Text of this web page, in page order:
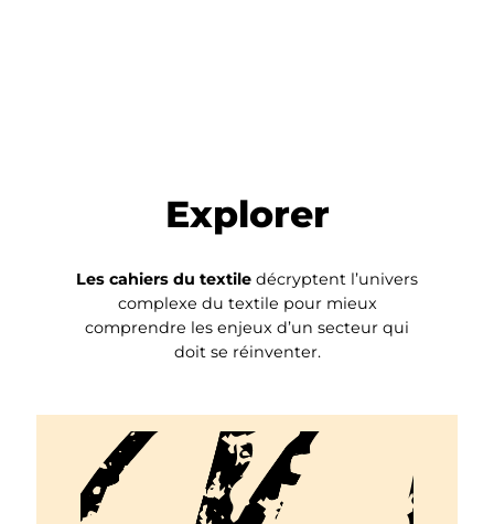
Explorer
Les cahiers du textile décryptent l’univers
complexe du textile pour mieux
comprendre les enjeux d’un secteur qui
doit se réinventer.